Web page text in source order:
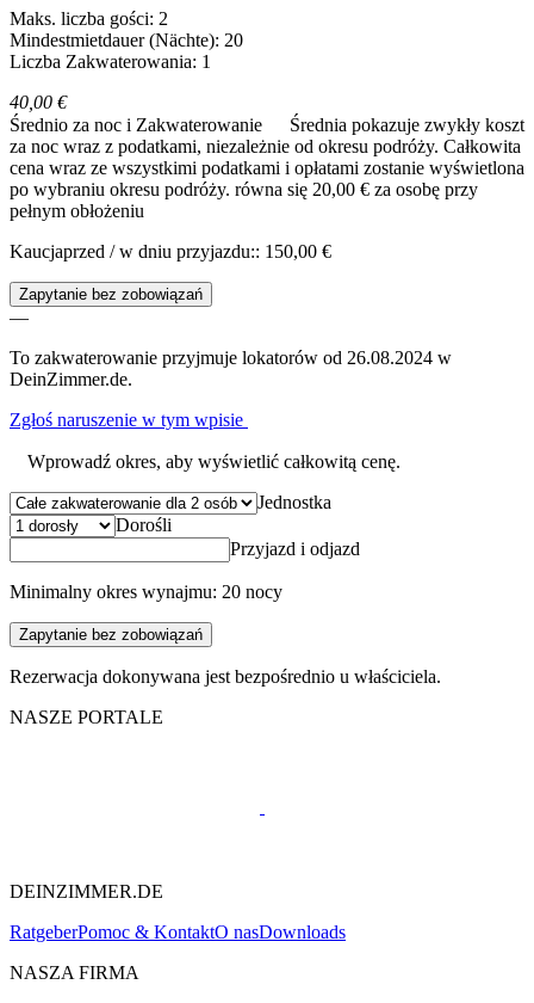
Maks. liczba gości: 2
Mindestmietdauer (Nächte): 20
Liczba Zakwaterowania: 1
40,00 €
Średnio za noc i Zakwaterowanie
Średnia pokazuje zwykły koszt
za noc wraz z podatkami, niezależnie od okresu podróży. Całkowita
cena wraz ze wszystkimi podatkami i opłatami zostanie wyświetlona
po wybraniu okresu podróży. równa się 20,00 € za osobę przy
pełnym obłożeniu
Kaucjaprzed / w dniu przyjazdu:: 150,00 €
Zapytanie bez zobowiązań
—
To zakwaterowanie przyjmuje lokatorów od 26.08.2024 w
DeinZimmer.de.
Zgłoś naruszenie w tym wpisie
Wprowadź okres, aby wyświetlić całkowitą cenę.
Jednostka
Dorośli
Przyjazd i odjazd
Minimalny okres wynajmu: 20 nocy
Zapytanie bez zobowiązań
Rezerwacja dokonywana jest bezpośrednio u właściciela.
NASZE PORTALE
DEINZIMMER.DE
RatgeberPomoc & KontaktO nasDownloads
NASZA FIRMA